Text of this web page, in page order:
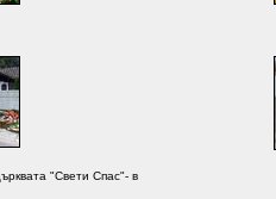
"Свети Спас"- в